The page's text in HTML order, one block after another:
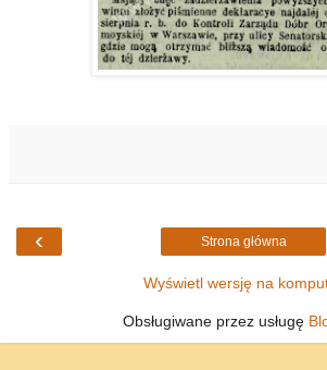
‹ Strona główna
Wyświetl wersję na
Obsługiwane przez usługę